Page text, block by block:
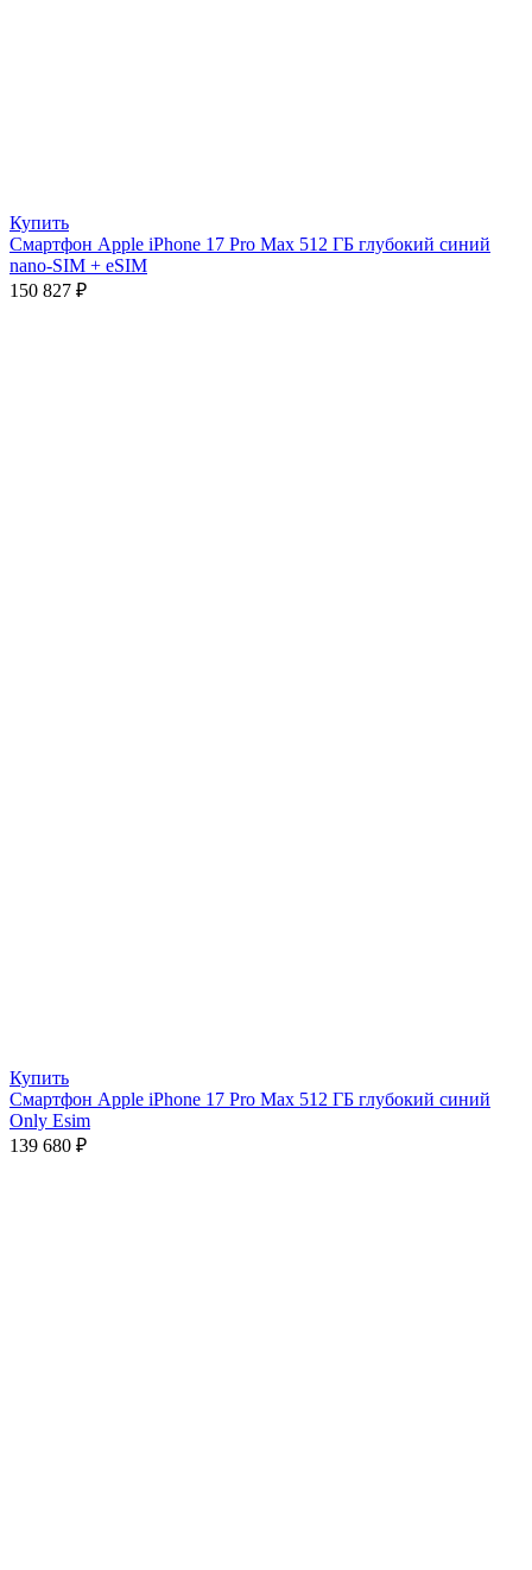
Купить
Смартфон Apple iPhone 17 Pro Max 512 ГБ глубокий синий
nano-SIM + eSIM
150 827 ₽
Купить
Смартфон Apple iPhone 17 Pro Max 512 ГБ глубокий синий
Only Esim
139 680 ₽